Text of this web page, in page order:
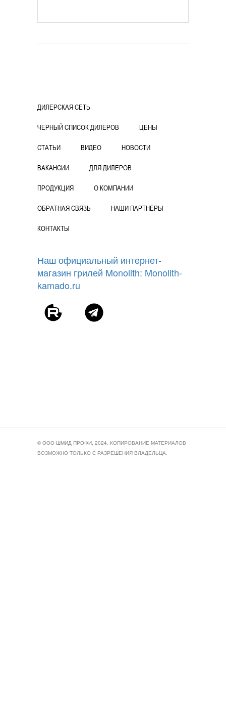
ДИЛЕРСКАЯ СЕТЬ
ЧЕРНЫЙ СПИСОК ДИЛЕРОВ ЦЕНЫ
СТАТЬИ ВИДЕО НОВОСТИ
ВАКАНСИИ ДЛЯ ДИЛЕРОВ
ПРОДУКЦИЯ О КОМПАНИИ
ОБРАТНАЯ СВЯЗЬ НАШИ ПАРТНЁРЫ
КОНТАКТЫ
Наш официальный интернет-
магазин грилей Monolith: Monolith-
kamado.ru
© ООО ШМИД ПРОФИ, 2024. КОПИРОВАНИЕ МАТЕРИАЛОВ
ВОЗМОЖНО ТОЛЬКО С РАЗРЕШЕНИЯ ВЛАДЕЛЬЦА.